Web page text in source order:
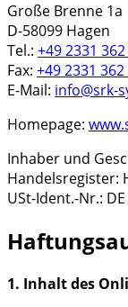
Große Brenne 1a
D-58099 Hagen
Tel.: +49 2331
Fax: +49 2331 362
E-Mail: info@srk-
Homepage:
Inhaber und
Handelsregister:
USt-Ident.-Nr.:
1. Inhalt des